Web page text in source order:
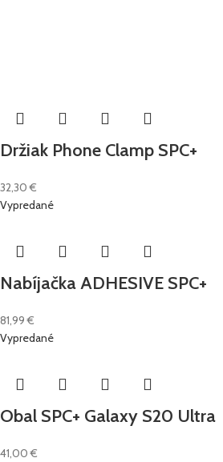
Držiak Phone Clamp SPC+
32,30€
Vypredané
Nabíjačka ADHESIVE SPC+
81,99€
Vypredané
Obal SPC+ Galaxy S20 Ultra
41,00€